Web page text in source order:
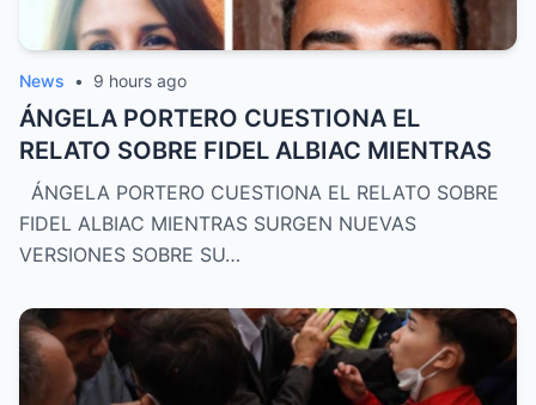
News • 9 hours ago
ÁNGELA PORTERO CUESTIONA EL
RELATO SOBRE FIDEL ALBIAC MIENTRAS
ÁNGELA PORTERO CUESTIONA EL RELATO SOBRE
FIDEL ALBIAC MIENTRAS SURGEN NUEVAS
VERSIONES SOBRE SU…